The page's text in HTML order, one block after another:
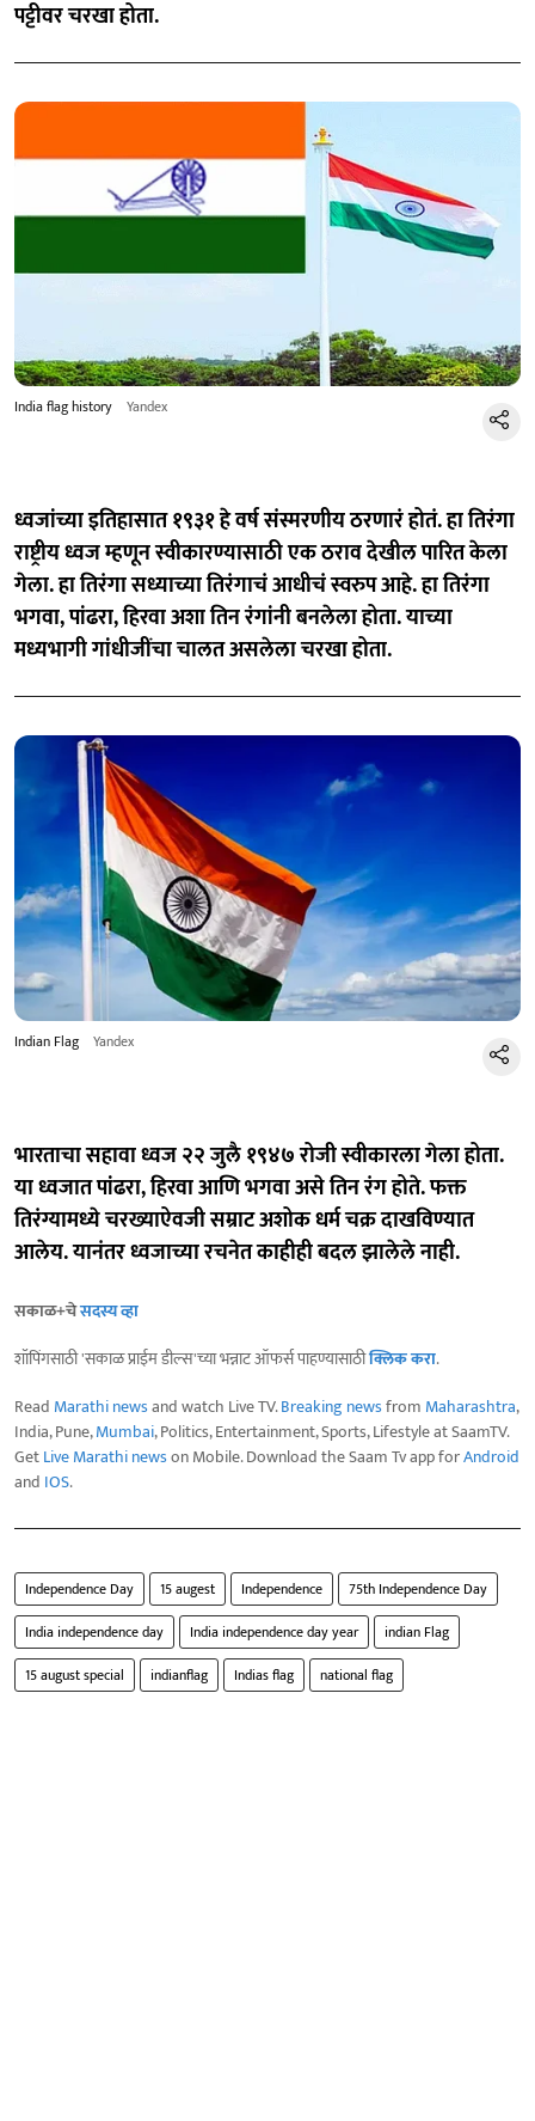
पट्टीवर चरखा होता.
India flag history Yandex
ध्वजांच्या इतिहासात १९३१ हे वर्ष संस्मरणीय ठरणारं होतं. हा तिरंगा
राष्ट्रीय ध्वज म्हणून स्वीकारण्यासाठी एक ठराव देखील पारित केला
गेला. हा तिरंगा सध्याच्या तिरंगाचं आधीचं स्वरुप आहे. हा तिरंगा
भगवा, पांढरा, हिरवा अशा तिन रंगांनी बनलेला होता. याच्या
मध्यभागी गांधीजींचा चालत असलेला चरखा होता.
Indian Flag Yandex
भारताचा सहावा ध्वज २२ जुलै १९४७ रोजी स्वीकारला गेला होता.
या ध्वजात पांढरा, हिरवा आणि भगवा असे तिन रंग होते. फक्त
तिरंग्यामध्ये चरख्याऐवजी सम्राट अशोक धर्म चक्र दाखविण्यात
आलेय. यानंतर ध्वजाच्या रचनेत काहीही बदल झालेले नाही.
सकाळ+चेसदस्य व्हा
शॉपिंगसाठी 'सकाळ प्राईम डील्स'च्या भन्नाट ऑफर्स पाहण्यासाठीक्लिक करा.
Read Marathi newsand watch Live TV.Breaking newsfrom Maharashtra,
India, Pune,Mumbai, Politics, Entertainment, Sports, Lifestyle at SaamTV.
GetLive Marathi newson Mobile. Download the Saam Tv app forAndroid
and IOS.
Independence Day 15 augest Independence
75th Independence Day
India independence day
India independence day year
indian Flag
15 august special
indianflag Indias flag national flag